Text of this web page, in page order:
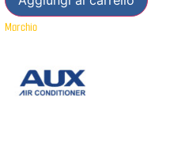
Marchio